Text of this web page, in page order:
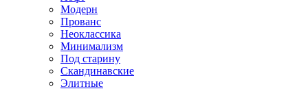
Модерн
Прованс
Неоклассика
Минимализм
Под старину
Скандинавские
Элитные